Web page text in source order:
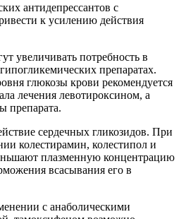
антидепрессантов с
к усилению действия
увеличивать потребность в
препаратах.
глюкозы крови рекомендуется
лечения левотироксином, а
препарата.
сердечных гликозидов. При
колестирамин, колестипол и
плазменную концентрацию
всасывания его в
с анаболическими